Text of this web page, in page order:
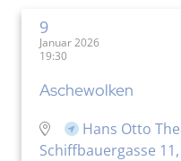
9
Januar 2026
19:30
Aschewolken
Hans Otto
Schiffbauergasse